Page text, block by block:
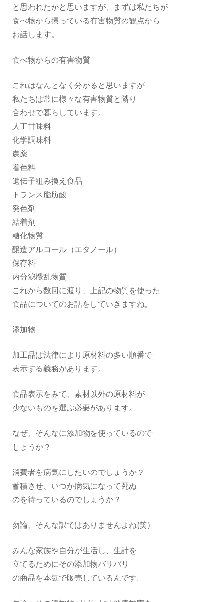
と思われたかと思いますが、まずは私たちが
食べ物から摂っている有害物質の観点から
お話します。
食べ物からの有害物質
これはなんとなく分かると思いますが
私たちは常に様々な有害物質と隣り
合わせで暮らしています。
人工甘味料
化学調味料
農薬
着色料
遺伝子組み換え食品
トランス脂肪酸
発色剤
結着剤
糖化物質
醸造アルコール（エタノール）
保存料
内分泌攪乱物質
これから数回に渡り、上記の物質を使った
食品についてのお話をしていきますね。
添加物
加工品は法律により原材料の多い順番で
表示する義務があります。
食品表示をみて、素材以外の原材料が
少ないものを選ぶ必要があります。
なぜ、そんなに添加物を使っているので
しょうか？
消費者を病気にしたいのでしょうか？
蓄積させ、いつか病気になって死ぬ
のを待っているのでしょうか？
勿論、そんな訳ではありませんよね(笑）
みんな家族や自分が生活し、生計を
立てるためにその添加物バリバリ
の商品を本気で販売しているんです。